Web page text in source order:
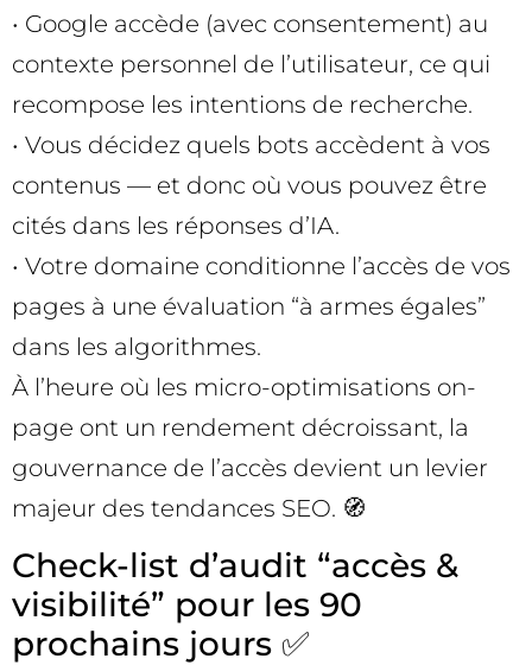
• Google accède (avec consentement) au
contexte personnel de l’utilisateur, ce qui
recompose les intentions de recherche.
• Vous décidez quels bots accèdent à vos
contenus — et donc où vous pouvez être
cités dans les réponses d’IA.
• Votre domaine conditionne l’accès de vos
pages à une évaluation “à armes égales”
dans les algorithmes.
À l’heure où les micro-optimisations on-
page ont un rendement décroissant, la
gouvernance de l’accès devient un levier
majeur des tendances SEO. 🧭
Check-list d’audit “accès &
visibilité” pour les 90
prochains jours ✅